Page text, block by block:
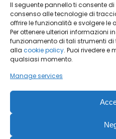
Il seguente pannello ti consente di
consenso alle tecnologie di
offrire le funzionalità e svolgere
Per ottenere ulteriori informazioni
funzionamento di tali strumenti
alla cookie policy. Puoi rivedere e
qualsiasi momento.
Manage services